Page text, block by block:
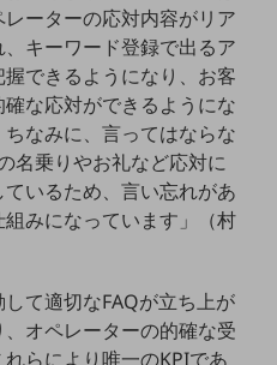
ーターの応対内容がリア
キーワード登録で出るア
できるようになり、お客
な応対ができるようにな
なみに、言ってはならな
名乗りやお礼など応対に
いるため、言い忘れがあ
みになっています」（村
て適切なFAQが立ち上が
オペレーターの的確な受
らにより唯一のKPIであ